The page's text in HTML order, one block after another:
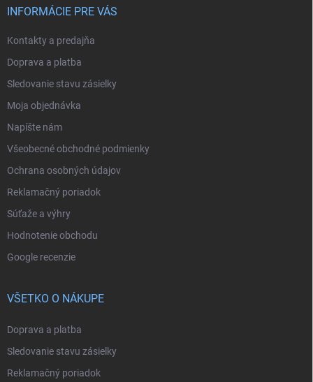
INFORMÁCIE PRE VÁS
Kontakty a predajňa
Doprava a platba
Sledovanie stavu zásielky
Moja objednávka
Napíšte nám
Všeobecné obchodné podmienky
Ochrana osobných údajov
Reklamačný poriadok
Súťaže a výhry
Hodnotenie obchodu
Google recenzie
VŠETKO O NÁKUPE
Doprava a platba
Sledovanie stavu zásielky
Reklamačný poriadok